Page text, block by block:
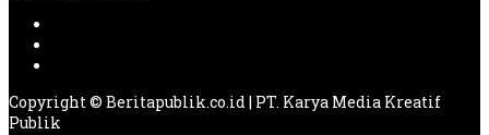
Copyright © Beritapublik.co.id | PT. Karya Media Kreatif
Publik